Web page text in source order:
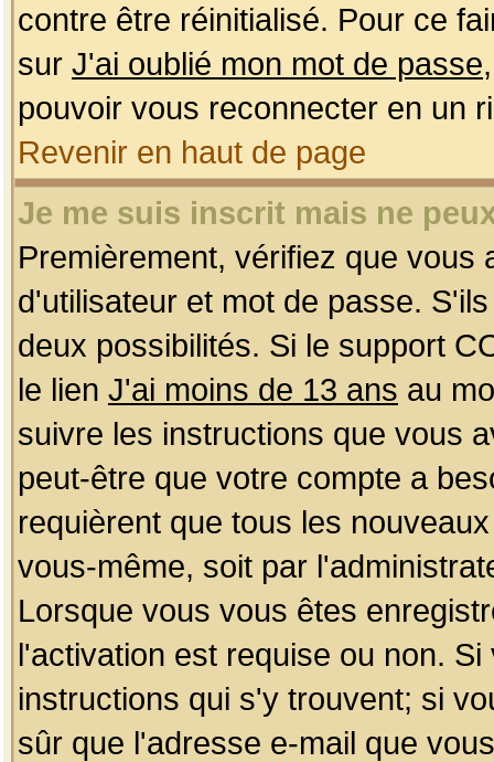
contre être réinitialisé. Pour ce
sur J'ai oublié mon mot de passe
pouvoir vous reconnecter en un
Revenir en haut de page
Je me suis inscrit mais ne
Premièrement, vérifiez que
d'utilisateur et mot de passe.
deux possibilités. Si le support
le lien J'ai moins de 13 ans au
suivre les instructions que vous
peut-être que votre compte a
requièrent que tous les
vous-même, soit par
Lorsque vous vous êtes
l'activation est requise ou non.
instructions qui s'y trouvent; si
sûr que l'adresse e-mail que